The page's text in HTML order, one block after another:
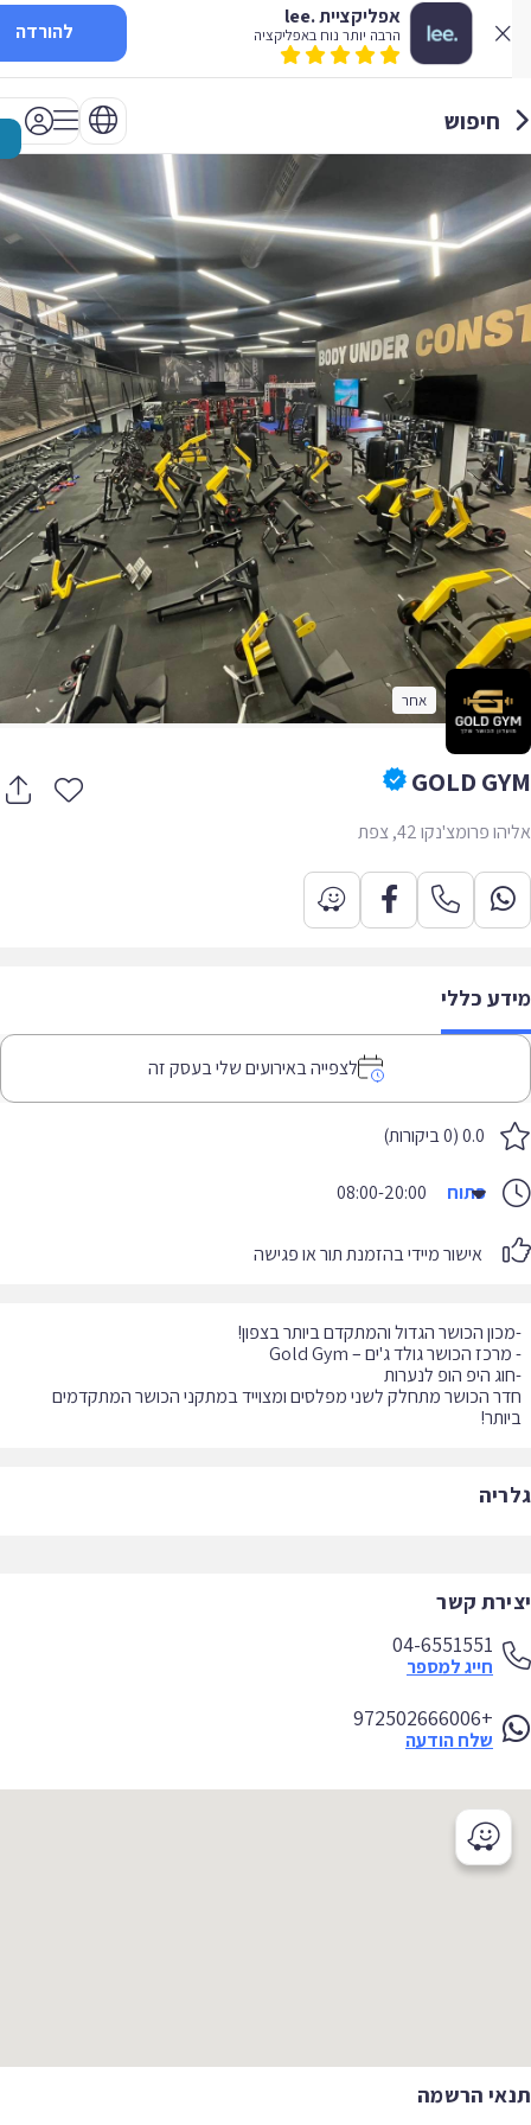
אפליקציית .lee
הרבה יותר נוח באפליקציה להורדה
חיפוש
אחר
GOLD
פרומצ'נקו 42, צפת
כללי
לצפייה באירועים שלי בעסק זה
0.0 (0 ביקורות)
פתוח 08:00-20:00
אישור מיידי בהזמנת תור או פגישה
הכושר מתחלק לשני מפלסים ומצוייד במתקני הכושר המתקדמים
קשר
04-6551551
חייג למספר
+972502666006
שלח הודעה
הרשמה